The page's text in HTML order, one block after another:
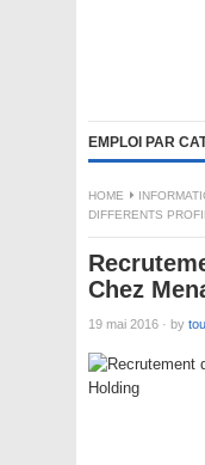
EMPLOI PAR
HOME
DIFFERENTS
Chez
19 mai 2016 · by